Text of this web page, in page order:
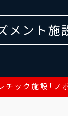
メント施
ック施設「